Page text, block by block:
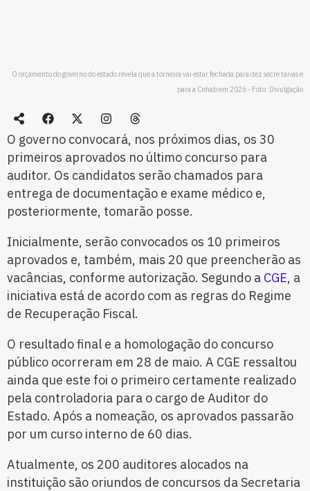
O orçamento do governo do estado revela que a torneira vai estar fechada para dez secre tarias e
para a Cehab em 2026 - Foto: Divulgação
O governo convocará, nos próximos dias, os 30
primeiros aprovados no último concurso para
auditor. Os candidatos serão chamados para
entrega de documentação e exame médico e,
posteriormente, tomarão posse.
Inicialmente, serão convocados os 10 primeiros
aprovados e, também, mais 20 que preencherão as
vacâncias, conforme autorização. Segundo a CGE, a
iniciativa está de acordo com as regras do Regime
de Recuperação Fiscal.
O resultado final e a homologação do concurso
público ocorreram em 28 de maio. A CGE ressaltou
ainda que este foi o primeiro certamente realizado
pela controladoria para o cargo de Auditor do
Estado. Após a nomeação, os aprovados passarão
por um curso interno de 60 dias.
Atualmente, os 200 auditores alocados na
instituição são oriundos de concursos da Secretaria